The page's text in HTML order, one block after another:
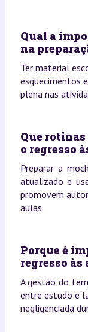
Qual a
na
Ter material
esquecimentos
plena nas
Que
o regresso
Preparar a
atualizado e
promovem
aulas.
Porque é
regresso às
A gestão do
entre estudo e
negligenciada